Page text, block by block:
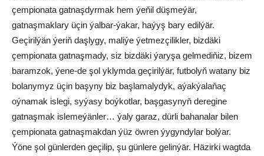
çempionata gatnaşdyrmak hem ýeňil düşmeýär,
gatnaşmaklary üçin ýalbar-ýakar, haýyş bary edilýär.
Geçirilýän ýeriň daşlygy, maliýe ýetmezçilikler, bizdäki
çempionata gatnaşmady, siz bizdäki ýaryşa gelmediňiz, bizem
baramzok, ýene-de şol yklymda geçirilýär, futbolyň watany biz
bolanymyz üçin başyny biz başlamalydyk, aýakýalaňaç
oýnamak islegi, syýasy boýkotlar, başgasynyň deregine
gatnaşmak islemeýänler… ýaly garaz, dürli bahanalar bilen
çempionata gatnaşmakdan ýüz öwren ýygyndylar bolýar.
Ýöne şol günlerden geçilip, şu günlere gelinýär. Häzirki wagtda